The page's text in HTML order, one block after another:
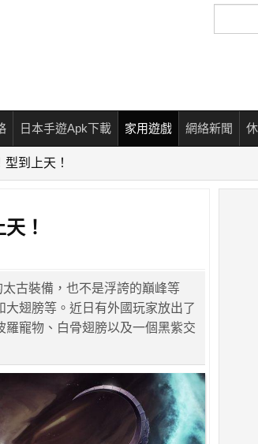
尋
日本手遊Apk下載 家用遊戲 網絡新聞
到上天！
！
古裝備，也不是浮誇的巔峰等
翅膀等。近日有外國玩家放出了
寵物、白骨翅膀以及一個黑紫交